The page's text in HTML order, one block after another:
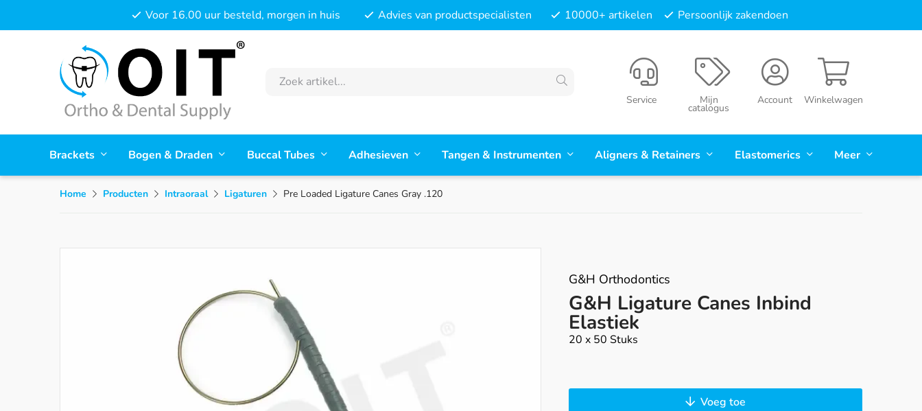
Voor 16.00 uur besteld, morgen in huis Advies van productspecialisten 10000+ artikelen Persoonlijk zakendoen
Winkelwagen
Account
Mijn
catalogus
Service
Brackets Bogen & Draden Buccal Tubes Adhesieven Tangen & Instrumenten Aligners & Retainers Elastomerics Meer
Home Producten Intraoraal Ligaturen Pre Loaded Ligature Canes Gray .120
G&H Orthodontics
G&H Ligature Canes Inbind
Elastiek
20 x 50 Stuks
Voeg toe